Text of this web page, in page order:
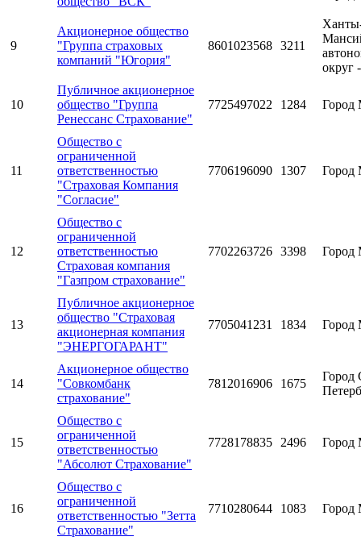
9
Акционерное общество
"Группа страховых
компаний "Югория"
8601023568 3211
округ
10
Публичное акционерное
общество "Группа
Ренессанс Страхование"
7725497022 1284 Город
11
Общество с
ограниченной
ответственностью
"Страховая Компания
"Согласие"
7706196090 1307 Город
12
Общество с
ограниченной
ответственностью
Страховая компания
"Газпром страхование"
7702263726 3398 Город
13
Публичное акционерное
общество "Страховая
акционерная компания
"ЭНЕРГОГАРАНТ"
7705041231 1834 Город
14
Акционерное общество
"Совкомбанк
страхование"
7812016906 1675
Город
15
Общество с
ограниченной
ответственностью
"Абсолют Страхование"
7728178835 2496 Город
16
Общество с
ограниченной
ответственностью "Зетта
Страхование"
7710280644 1083 Город